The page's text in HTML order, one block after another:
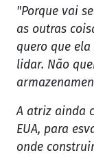
"Porque vai
as outras
quero que
lidar. Não
A atriz ainda
EUA, para
onde